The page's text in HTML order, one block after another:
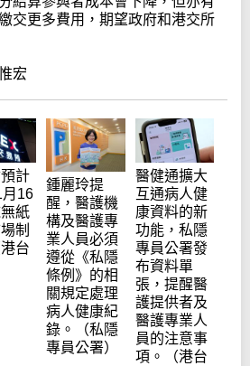
交更多費用，期望政府和港交所
宏
計
16
紙
制
台
鍾麗玲提
醒，醫護機
構及醫護專
業人員必須
遵從《私隱
條例》的相
關規定處理
病人健康紀
錄。（私隱
專員公署）
醫健通擴大
互通病人健
康資料的新
功能，私隱
專員公署發
布資料單
張，提醒醫
護提供者及
醫護專業人
員的注意事
項。（港台